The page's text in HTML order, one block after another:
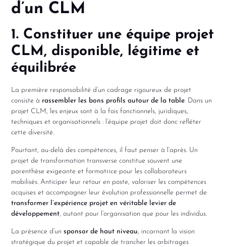
d’un CLM
1. Constituer une équipe projet
CLM, disponible, légitime et
équilibrée
La première responsabilité d’un cadrage rigoureux de projet
consiste à rassembler les bons profils autour de la table. Dans un
projet CLM, les enjeux sont à la fois fonctionnels, juridiques,
techniques et organisationnels : l’équipe projet doit donc refléter
cette diversité.
Pourtant, au-delà des compétences, il faut penser à l’après. Un
projet de transformation transverse constitue souvent une
parenthèse exigeante et formatrice pour les collaborateurs
mobilisés. Anticiper leur retour en poste, valoriser les compétences
acquises et accompagner leur évolution professionnelle permet de
transformer l’expérience projet en véritable levier de
développement, autant pour l’organisation que pour les individus.
La présence d’unsponsor de haut niveau, incarnant la vision
stratégique du projet et capable de trancher les arbitrages